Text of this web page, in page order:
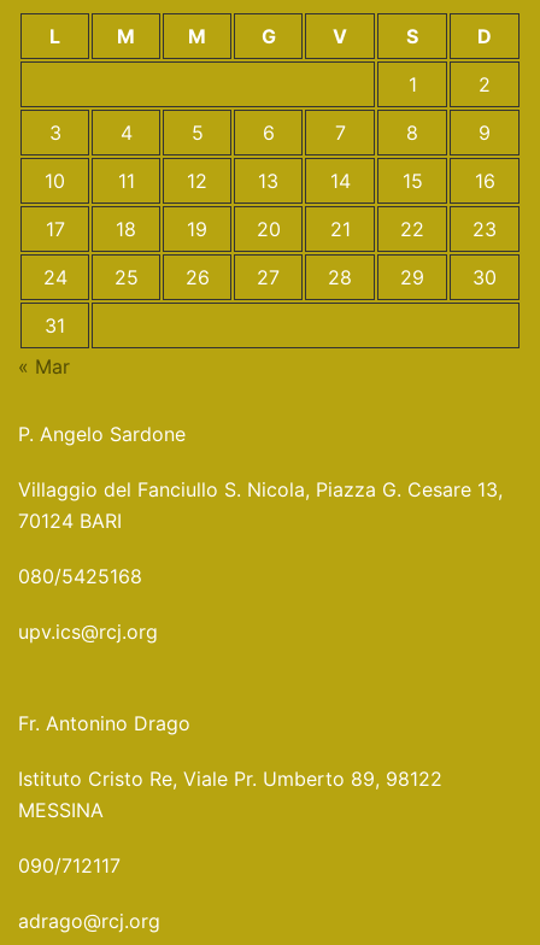
L M M G V S
D
1
2
3
4 5 6 7 8
9
10
11 12 13 14 15
16
17
18 19 20 21 22
23
24
25 26 27 28 29
30
31
« Mar
P. Angelo Sardone
Villaggio del Fanciullo S. Nicola, Piazza G. Cesare 13,
70124 BARI
080/5425168
upv.ics@rcj.org
Fr. Antonino Drago
Istituto Cristo Re, Viale Pr. Umberto 89, 98122
MESSINA
090/712117
adrago@rcj.org